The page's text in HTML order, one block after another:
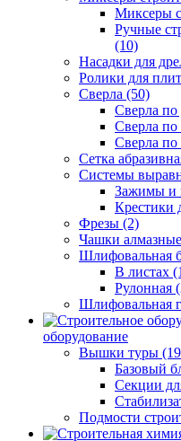
Миксеры
Ручные
(10)
Насадки для
Ролики для
Сверла (50)
Сверла по
Сверла по
Сверла по
Сетка
Системы
Зажимы и
Крестики
Фрезы (2)
Чашки
Шлифовальная
В листах
Рулонная
Шлифовальная
оборудование
Вышки туры
Базовый
Секции
Подмости